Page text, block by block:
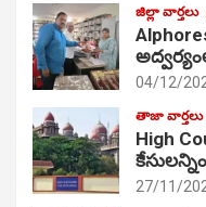
జిల్లా వార్తలు
04/12/
తాజా వార్తలు
High
27/11/